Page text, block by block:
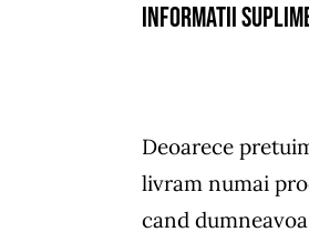
Informatii
Deoarece
livram numai
cand